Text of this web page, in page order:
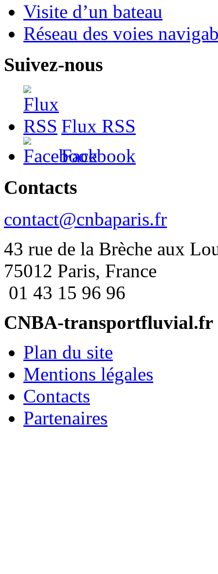
Visite d’un bateau
Réseau des voies
Suivez-nous
Flux RSS
Facebook
Contacts
contact@cnbaparis.fr
43 rue de la Brèche aux
75012 Paris, France
01 43 15 96 96
CNBA-transportfluvial.fr
Plan du site
Mentions légales
Contacts
Partenaires